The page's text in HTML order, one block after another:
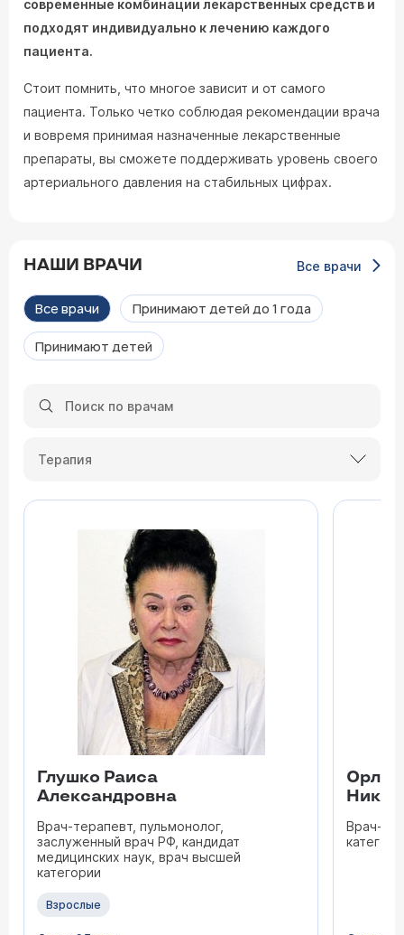
современные комбинации лекарственных средств и
подходят индивидуально к лечению каждого
пациента.
Стоит помнить, что многое зависит и от самого
пациента. Только четко соблюдая рекомендации врача
и вовремя принимая назначенные лекарственные
препараты, вы сможете поддерживать уровень своего
артериального давления на стабильных цифрах.
НАШИ ВРАЧИ Все врачи
Все врачи Принимают детей до 1 года
Принимают детей
Терапия
Глушко Раиса
Александровна
Врач-терапевт, пульмонолог,
заслуженный врач РФ, кандидат
медицинских наук, врач высшей
категории
Взрослые
Врач-